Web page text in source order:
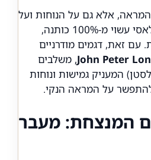
אלא גם על הנוחות ועל
אופן התחזוקה. צ’ינו קלאסי עשוי מ-100% כותנה,
עם זאת, דגמים מודרניים
John Peter, משלבים
המעניק גמישות ונוחות
על המראה הנקי.
המנצחת: מעבר